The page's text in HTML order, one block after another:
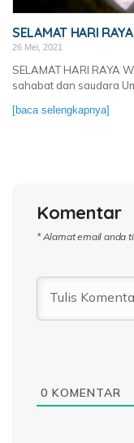
SELAMAT HARI
26 Mei, 2021
SELAMAT HARI RAYA
sahabat dan saudara
[baca selengkapnya]
Komentar
* Alamat email anda
0 KOMENTAR